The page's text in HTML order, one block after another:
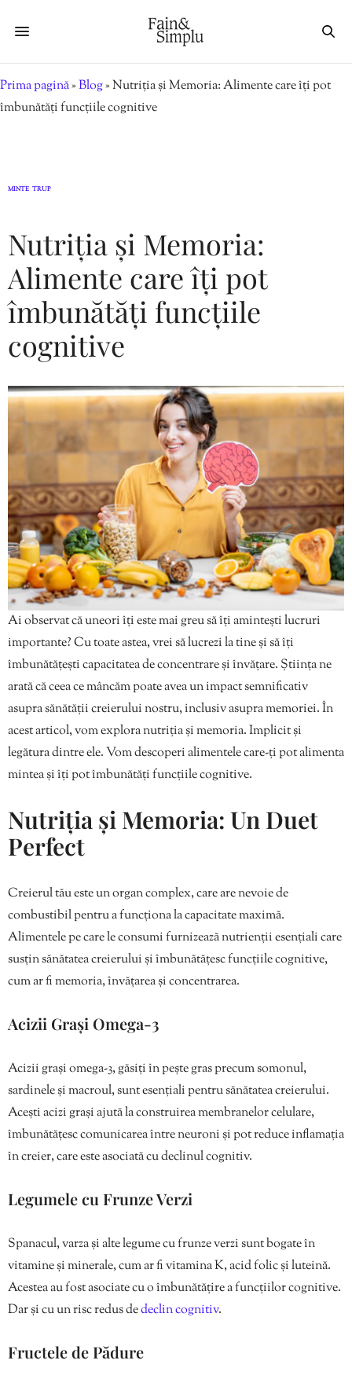
Prima pagină»Blog»Nutriția și Memoria: Alimente care îți pot
îmbunătăți funcțiile cognitive
MINTE TRUP
Nutriția și Memoria:
Alimente care îți pot
îmbunătăți funcțiile
cognitive
Ai observat că uneori îți este mai greu să îți amintești lucruri
importante? Cu toate astea, vrei să lucrezi la tine și să îți
îmbunătățești capacitatea de concentrare și învățare. Știința ne
arată că ceea ce mâncăm poate avea un impact semnificativ
asupra sănătății creierului nostru, inclusiv asupra memoriei. În
acest articol, vom explora nutriția și memoria. Implicit și
legătura dintre ele. Vom descoperi alimentele care-ți pot alimenta
mintea și îți pot îmbunătăți funcțiile cognitive.
Nutriția și Memoria: Un Duet
Perfect
Creierul tău este un organ complex, care are nevoie de
combustibil pentru a funcționa la capacitate maximă.
Alimentele pe care le consumi furnizează nutrienții esențiali care
susțin sănătatea creierului și îmbunătățesc funcțiile cognitive,
cum ar fi memoria, învățarea și concentrarea.
Acizii Grași Omega-3
Acizii grași omega-3, găsiți în pește gras precum somonul,
sardinele și macroul, sunt esențiali pentru sănătatea creierului.
Acești acizi grași ajută la construirea membranelor celulare,
îmbunătățesc comunicarea între neuroni și pot reduce inflamația
în creier, care este asociată cu declinul cognitiv.
Legumele cu Frunze Verzi
Spanacul, varza și alte legume cu frunze verzi sunt bogate în
vitamine și minerale, cum ar fi vitamina K, acid folic și luteină.
Acestea au fost asociate cu o îmbunătățire a funcțiilor cognitive.
Dar și cu un risc redus dedeclin cognitiv.
Fructele de Pădure